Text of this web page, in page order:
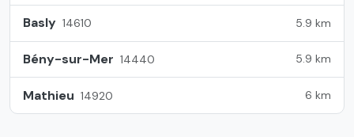
Basly 14610 5.9 km
Bény-sur-Mer 14440 5.9 km
Mathieu 14920 6 km